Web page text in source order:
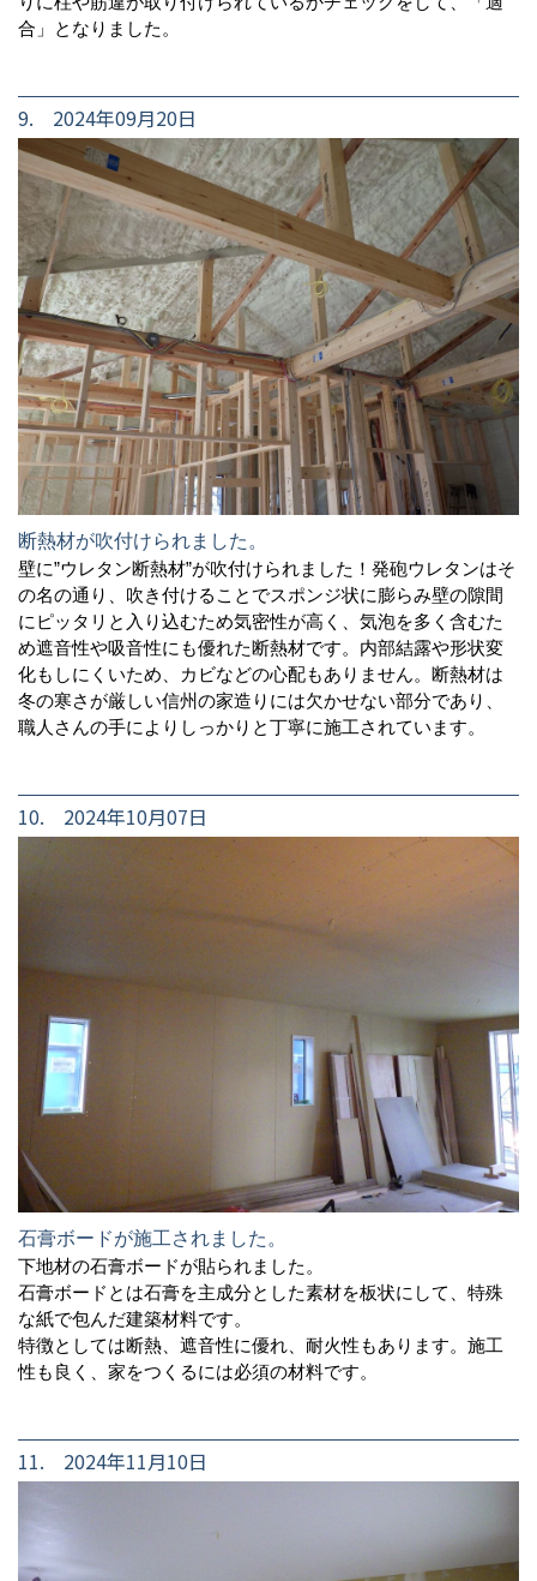
合」となりました。
9. 2024年09月20日
断熱材が吹付けられました。
壁に”ウレタン断熱材”が吹付けられました！発砲ウレタンはそ
の名の通り、吹き付けることでスポンジ状に膨らみ壁の隙間
にピッタリと入り込むため気密性が高く、気泡を多く含むた
め遮音性や吸音性にも優れた断熱材です。内部結露や形状変
化もしにくいため、カビなどの心配もありません。断熱材は
冬の寒さが厳しい信州の家造りには欠かせない部分であり、
職人さんの手によりしっかりと丁寧に施工されています。
10. 2024年10月07日
石膏ボードが施工されました。
下地材の石膏ボードが貼られました。
石膏ボードとは石膏を主成分とした素材を板状にして、特殊
な紙で包んだ建築材料です。
特徴としては断熱、遮音性に優れ、耐火性もあります。施工
性も良く、家をつくるには必須の材料です。
11. 2024年11月10日